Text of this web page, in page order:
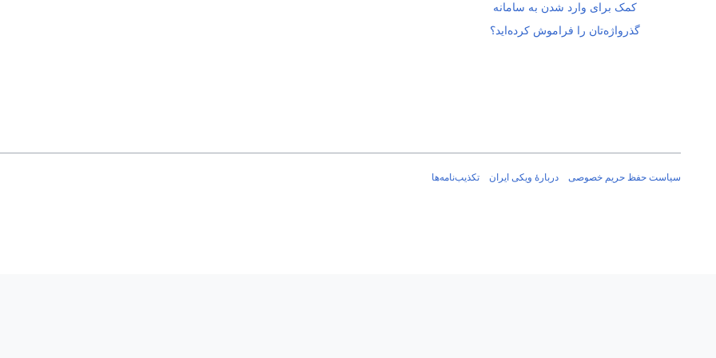
کمک برای وارد شدن به سامانه
گذرواژه‌تان را فراموش کرده‌اید؟
سیاست حفظ حریم خصوصی دربارهٔ ویکی ایران تکذیب‌نامه‌ها